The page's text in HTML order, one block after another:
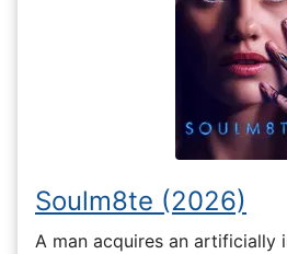
Soulm8te (2026)
A man acquires an artificially